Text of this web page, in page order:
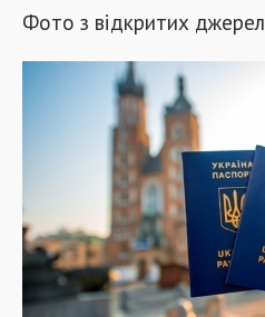
Фото з відкритих джерел